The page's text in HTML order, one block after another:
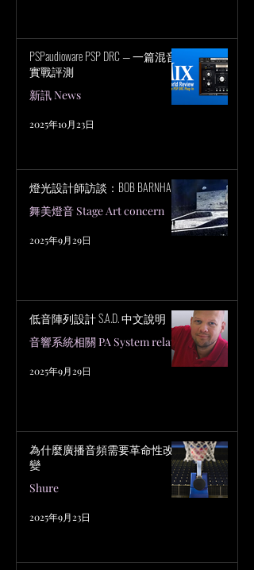
PSPaudioware PSP DRC — 一篇混音
實戰評測
新訊 News
2025年10月23日
燈光設計師訪談：BOB BARNHART
舞美燈音 Stage Art concern
2025年9月29日
低音陣列設計 S.A.D. 中文說明
音響系統相關 PA System related
2025年9月29日
為什麼廣播音頻需要革命性改
變
Shure
2025年9月23日